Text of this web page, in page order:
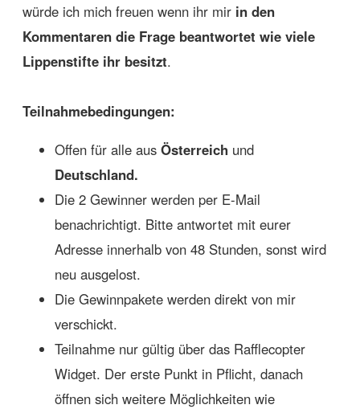
würde ich mich freuen wenn ihr mir in den
Kommentaren die Frage beantwortet wie viele
Lippenstifte ihr besitzt.
Teilnahmebedingungen:
Offen für alle aus Österreich und
Deutschland.
Die 2 Gewinner werden per E-Mail
benachrichtigt. Bitte antwortet mit eurer
Adresse innerhalb von 48 Stunden, sonst wird
neu ausgelost.
Die Gewinnpakete werden direkt von mir
verschickt.
Teilnahme nur gültig über das Rafflecopter
Widget. Der erste Punkt in Pflicht, danach
öffnen sich weitere Möglichkeiten wie